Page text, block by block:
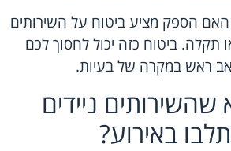
האם הספק מציע ביטוח על השירותים
תקלה. ביטוח כזה יכול לחסוך לכם
ראש במקרה של בעיות.
שהשירותים ניידים
באירוע?